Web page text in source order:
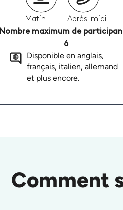
Matin
Après-midi
Nombre maximum de
6
Disponible en anglais,
français, italien, allemand
et plus encore.
Comment